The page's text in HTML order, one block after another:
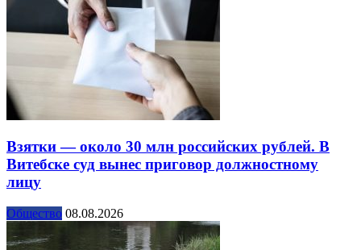
Взятки — около 30 млн российских рублей. В
Витебске суд вынес приговор должностному
лицу
Общество 08.08.2026